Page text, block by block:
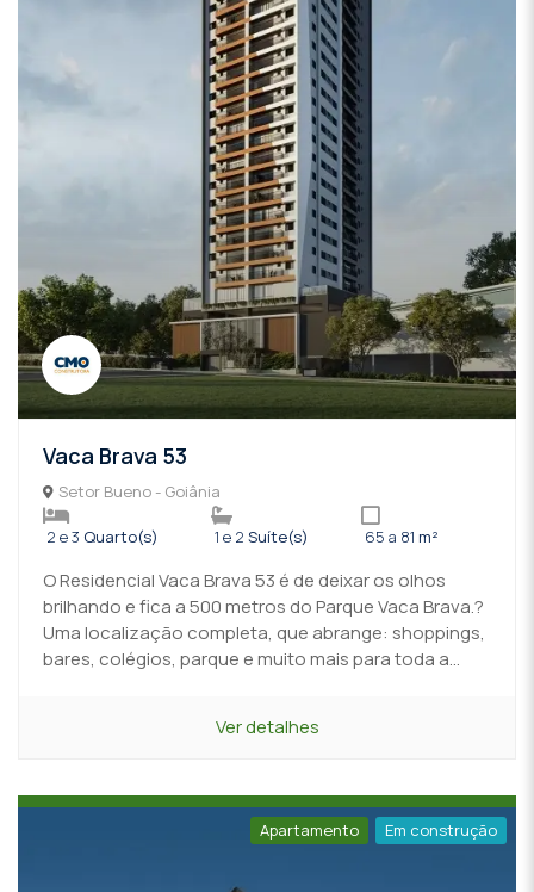
Vaca Brava 53
Setor Bueno - Goiânia
2 e 3 Quarto(s) 1 e 2 Suíte(s) 65 a 81 m²
O Residencial Vaca Brava 53 é de deixar os olhos
brilhando e fica a 500 metros do Parque Vaca Brava.?
Uma localização completa, que abrange: shoppings,
bares, colégios, parque e muito mais para toda a...
Ver detalhes
Apartamento Em construção